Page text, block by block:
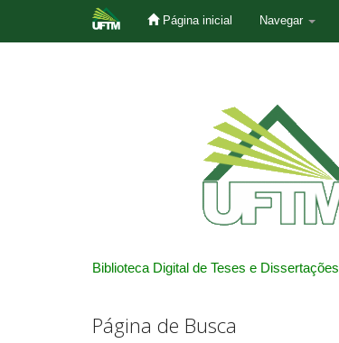
Página inicial Navegar
Biblioteca Digital de Teses e Dissertações
Página de Busca